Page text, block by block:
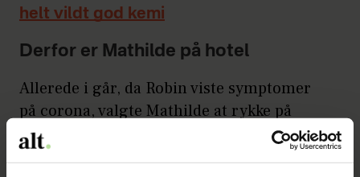
helt vildt god kemi
Derfor er Mathilde på hotel
Allerede i går, da Robin viste symptomer
på corona, valgte Mathilde at rykke på
hotel for natten.